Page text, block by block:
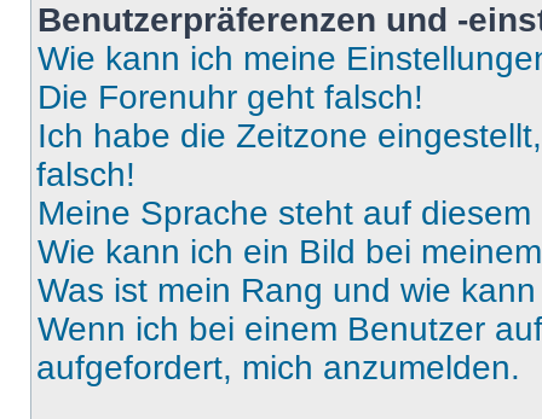
Benutzerpräferenzen und -
Wie kann ich meine
Die Forenuhr geht falsch!
Ich habe die Zeitzone
falsch!
Meine Sprache steht auf
Wie kann ich ein Bild bei
Was ist mein Rang und wie
Wenn ich bei einem Benutzer
aufgefordert, mich anzumelden.